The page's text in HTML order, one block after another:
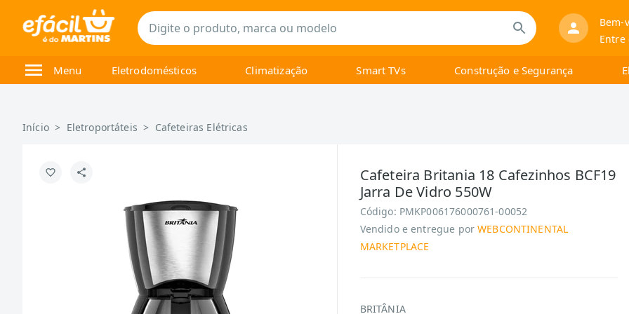
Bem-
Entre
Menu Eletrodomésticos Climatização Smart TVs Construção e Segurança
Início > Eletroportáteis > Cafeteiras Elétricas
Cafeteira Britania 18 Cafezinhos BCF19
Jarra De Vidro 550W
Código: PMKP006176000761-00052
Vendido e entregue por WEBCONTINENTAL
MARKETPLACE
BRITÂNIA